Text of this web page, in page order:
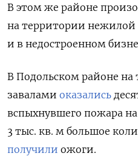
В этом же районе
на территории нежилой
и в недостроенном
В Подольском районе на
завалами оказались
вспыхнувшего пожара
3 тыс. кв. м большое
получили ожоги.